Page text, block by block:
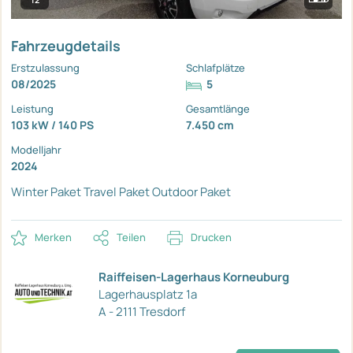
Fahrzeugdetails
Erstzulassung
08/2025
Schlafplätze
5
Leistung
103 kW / 140 PS
Gesamtlänge
7.450 cm
Modelljahr
2024
Winter PaketTravel PaketOutdoor Paket
Merken Teilen Drucken
Raiffeisen-Lagerhaus Korneuburg
Lagerhausplatz 1a
A - 2111 Tresdorf